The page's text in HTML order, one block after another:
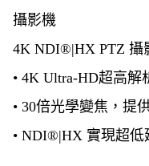
攝影機
4K NDI®|HX PTZ 攝
• 4K Ultra-HD超高解
• 30倍光學變焦，提
• NDI®|HX 實現超